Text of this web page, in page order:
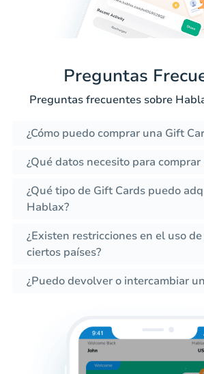
Preguntas
Preguntas frecuentes sobre
¿Cómo puedo comprar una Gift
¿Qué datos necesito para
¿Qué tipo de Gift Cards puedo
Hablax?
¿Existen restricciones en el uso
ciertos países?
¿Puedo devolver o intercambiar